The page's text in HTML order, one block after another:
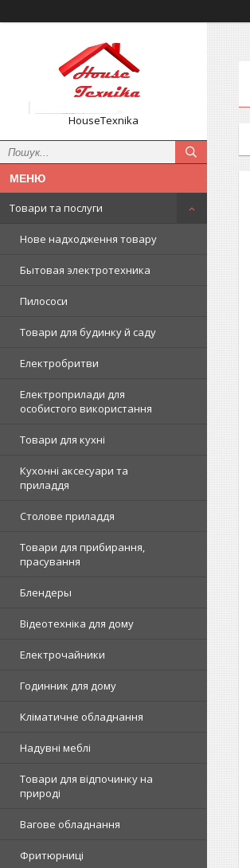
HouseTexnika
Товари та послуги
Нове надходження товару
Бытовая электротехника
Пилососи
Товари для будинку й саду
Електробритви
Електроприлади для
особистого використання
Товари для кухні
Кухонні аксесуари та
приладдя
Столове приладдя
Товари для прибирання,
прасування
Блендеры
Відеотехніка для дому
Електрочайники
Годинник для дому
Кліматичне обладнання
Надувні меблі
Товари для відпочинку на
природі
Вагове обладнання
Фритюрниці